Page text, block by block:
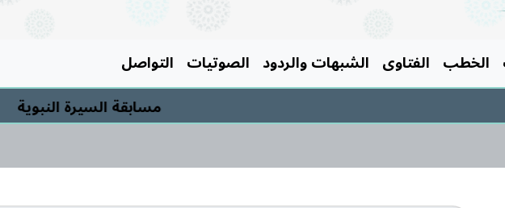
الخطب الفتاوى الشبهات والردود الصوتيات التواصل
مسابقة السيرة النبوية
|